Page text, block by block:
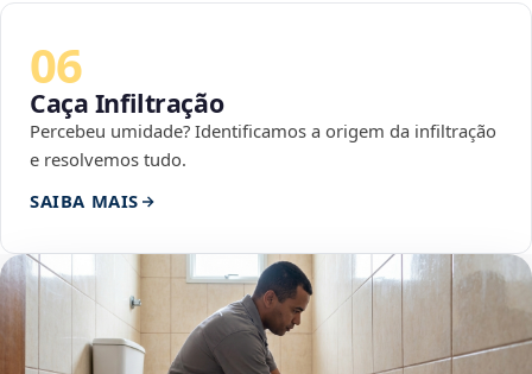
06
Caça Infiltração
Percebeu umidade? Identificamos a origem da infiltração
e resolvemos tudo.
SAIBA MAIS